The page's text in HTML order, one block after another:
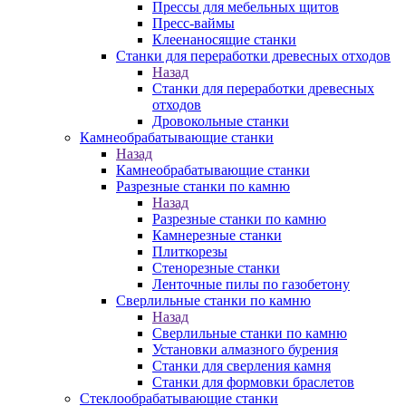
Прессы для мебельных щитов
Пресс-ваймы
Клеенаносящие станки
Станки для переработки древесных отходов
Назад
Станки для переработки древесных
отходов
Дровокольные станки
Камнеобрабатывающие станки
Назад
Камнеобрабатывающие станки
Разрезные станки по камню
Назад
Разрезные станки по камню
Камнерезные станки
Плиткорезы
Стенорезные станки
Ленточные пилы по газобетону
Сверлильные станки по камню
Назад
Сверлильные станки по камню
Установки алмазного бурения
Станки для сверления камня
Станки для формовки браслетов
Стеклообрабатывающие станки